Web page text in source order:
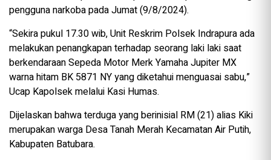
pengguna narkoba pada Jumat (9/8/2024).
“Sekira pukul 17.30 wib, Unit Reskrim Polsek Indrapura ada
melakukan penangkapan terhadap seorang laki laki saat
berkendaraan Sepeda Motor Merk Yamaha Jupiter MX
warna hitam BK 5871 NY yang diketahui menguasai sabu,”
Ucap Kapolsek melalui Kasi Humas.
Dijelaskan bahwa terduga yang berinisial RM (21) alias Kiki
merupakan warga Desa Tanah Merah Kecamatan Air Putih,
Kabupaten Batubara.